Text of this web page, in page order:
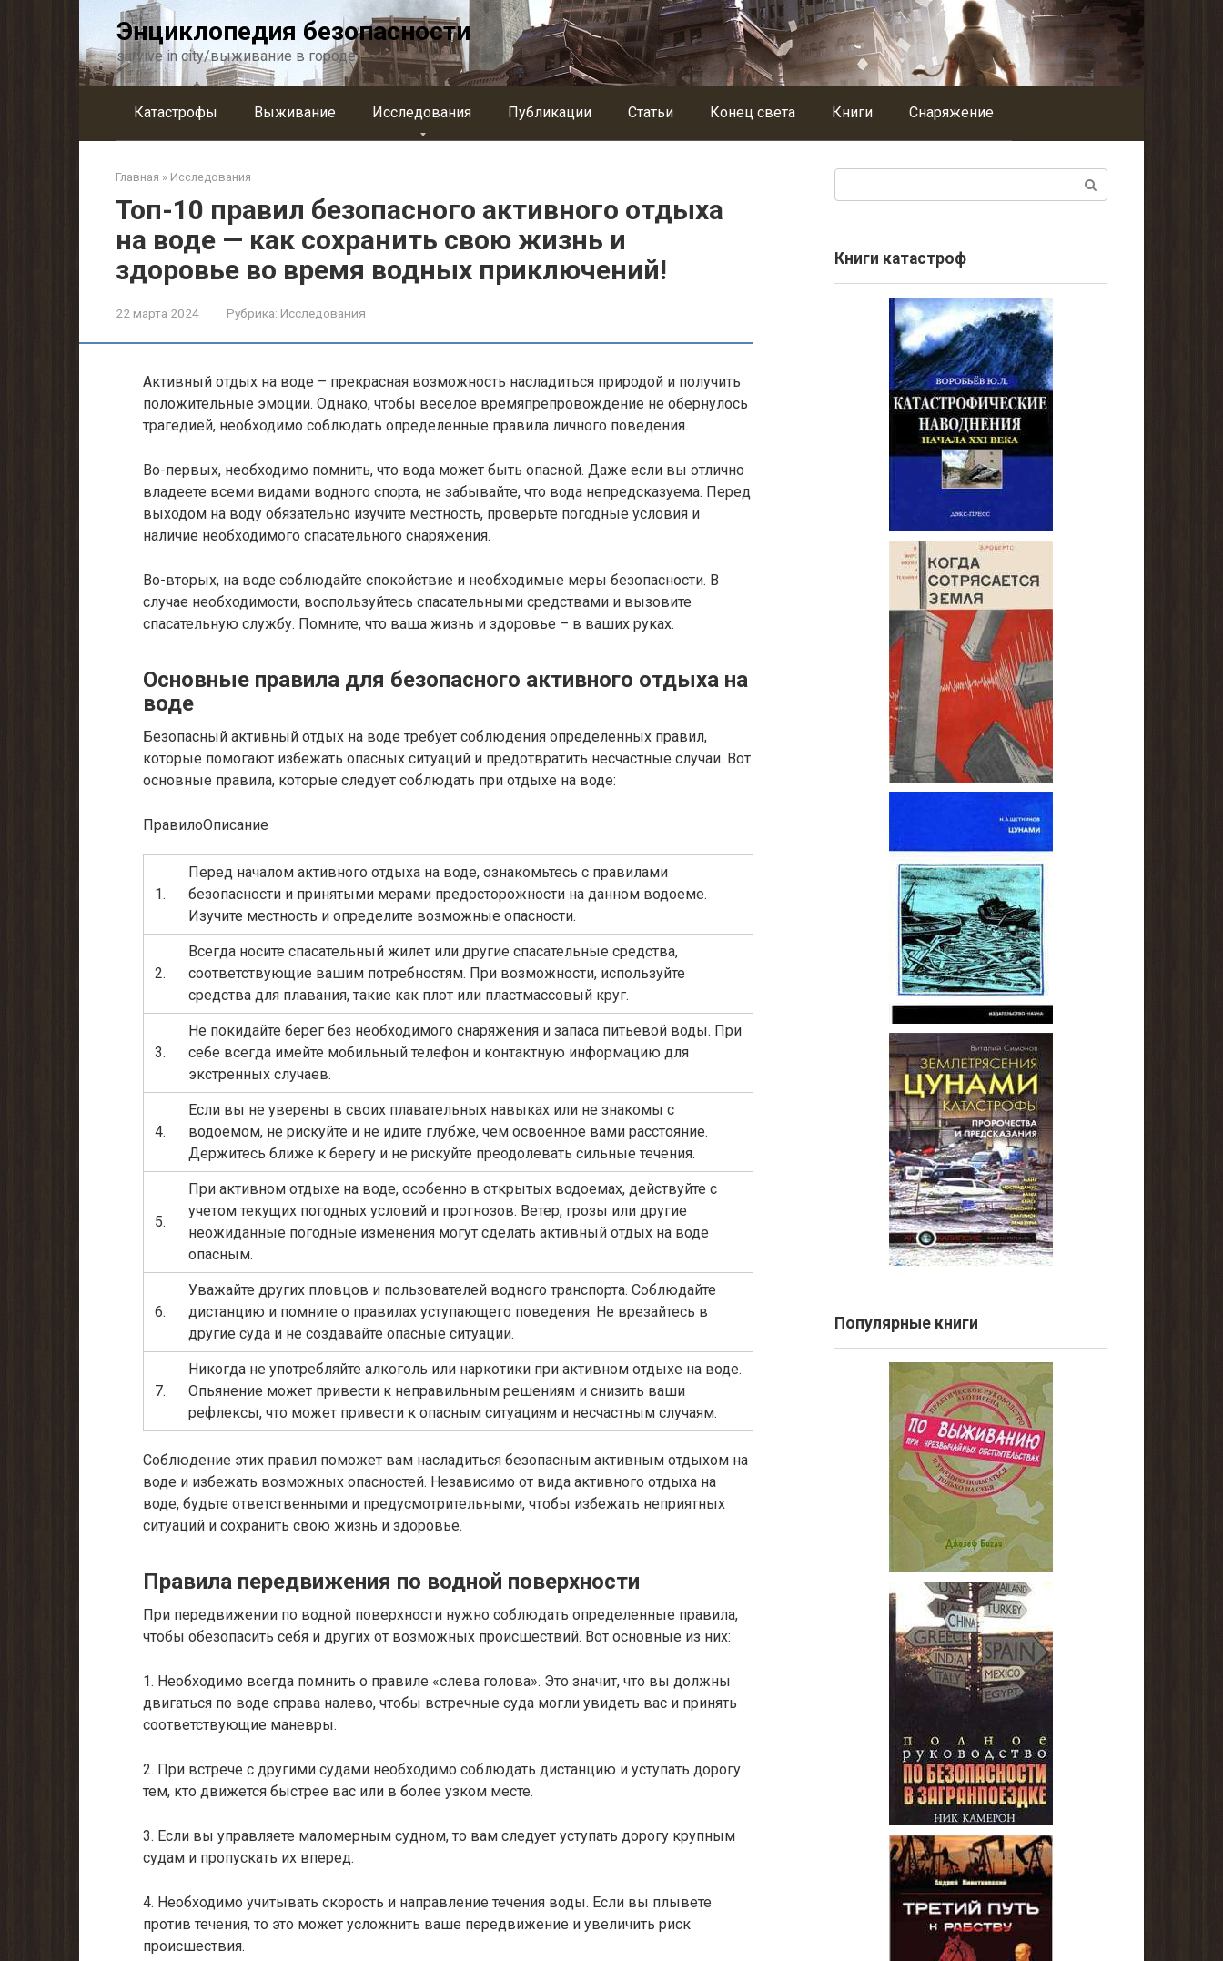
Энциклопедия безопасности
survive in city/выживание в городе
Катастрофы Выживание Исследования Публикации Статьи Конец света Книги Снаряжение
Главная » Исследования
Топ-10 правил безопасного активного отдыха
на воде — как сохранить свою жизнь и
здоровье во время водных приключений!
22 марта 2024 Рубрика: Исследования
Активный отдых на воде – прекрасная возможность насладиться природой и получить
положительные эмоции. Однако, чтобы веселое времяпрепровождение не обернулось
трагедией, необходимо соблюдать определенные правила личного поведения.
Во-первых, необходимо помнить, что вода может быть опасной. Даже если вы отлично
владеете всеми видами водного спорта, не забывайте, что вода непредсказуема. Перед
выходом на воду обязательно изучите местность, проверьте погодные условия и
наличие необходимого спасательного снаряжения.
Во-вторых, на воде соблюдайте спокойствие и необходимые меры безопасности. В
случае необходимости, воспользуйтесь спасательными средствами и вызовите
спасательную службу. Помните, что ваша жизнь и здоровье – в ваших руках.
Основные правила для безопасного активного отдыха на
воде
Безопасный активный отдых на воде требует соблюдения определенных правил,
которые помогают избежать опасных ситуаций и предотвратить несчастные случаи. Вот
основные правила, которые следует соблюдать при отдыхе на воде:
ПравилоОписание
1.
Перед началом активного отдыха на воде, ознакомьтесь с правилами
безопасности и принятыми мерами предосторожности на данном водоеме.
Изучите местность и определите возможные опасности.
2.
Всегда носите спасательный жилет или другие спасательные средства,
соответствующие вашим потребностям. При возможности, используйте
средства для плавания, такие как плот или пластмассовый круг.
3.
Не покидайте берег без необходимого снаряжения и запаса питьевой воды. При
себе всегда имейте мобильный телефон и контактную информацию для
экстренных случаев.
4.
Если вы не уверены в своих плавательных навыках или не знакомы с
водоемом, не рискуйте и не идите глубже, чем освоенное вами расстояние.
Держитесь ближе к берегу и не рискуйте преодолевать сильные течения.
5.
При активном отдыхе на воде, особенно в открытых водоемах, действуйте с
учетом текущих погодных условий и прогнозов. Ветер, грозы или другие
неожиданные погодные изменения могут сделать активный отдых на воде
опасным.
6.
Уважайте других пловцов и пользователей водного транспорта. Соблюдайте
дистанцию и помните о правилах уступающего поведения. Не врезайтесь в
другие суда и не создавайте опасные ситуации.
7.
Никогда не употребляйте алкоголь или наркотики при активном отдыхе на воде.
Опьянение может привести к неправильным решениям и снизить ваши
рефлексы, что может привести к опасным ситуациям и несчастным случаям.
Соблюдение этих правил поможет вам насладиться безопасным активным отдыхом на
воде и избежать возможных опасностей. Независимо от вида активного отдыха на
воде, будьте ответственными и предусмотрительными, чтобы избежать неприятных
ситуаций и сохранить свою жизнь и здоровье.
Правила передвижения по водной поверхности
При передвижении по водной поверхности нужно соблюдать определенные правила,
чтобы обезопасить себя и других от возможных происшествий. Вот основные из них:
1. Необходимо всегда помнить о правиле «слева голова». Это значит, что вы должны
двигаться по воде справа налево, чтобы встречные суда могли увидеть вас и принять
соответствующие маневры.
2. При встрече с другими судами необходимо соблюдать дистанцию и уступать дорогу
тем, кто движется быстрее вас или в более узком месте.
3. Если вы управляете маломерным судном, то вам следует уступать дорогу крупным
судам и пропускать их вперед.
4. Необходимо учитывать скорость и направление течения воды. Если вы плывете
против течения, то это может усложнить ваше передвижение и увеличить риск
происшествия.
Книги катастроф
Популярные книги